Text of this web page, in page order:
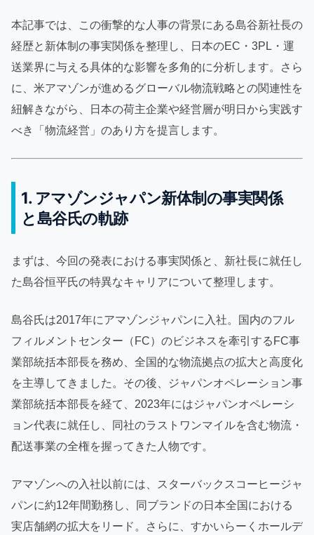
本記事では、この衝撃的な人事の背景にある島谷新社長の
経歴と新体制の事実関係を整理し、日本のEC・3PL・運
送業界に与える具体的な影響を多角的に分析します。さら
に、米アマゾンが進めるグローバル物流戦略との関連性を
紐解きながら、日本の荷主企業や経営層が明日から実践す
べき「物流経営」のあり方を提言します。
1. アマゾンジャパン新体制の事実関係
と島谷氏の軌跡
まずは、今回の発表における事実関係と、新社長に就任し
た島谷恒平氏の特異なキャリアについて整理します。
島谷氏は2017年にアマゾンジャパンに入社。国内のフル
フィルメントセンター（FC）のビジネスを牽引するFC事
業部統括本部長を務め、全国的な物流拠点の拡大と高度化
を主導してきました。その後、ジャパンオペレーション事
業部統括本部長を経て、2023年にはジャパンオペレーシ
ョン代表に就任し、同社のラストワンマイルを含む物流・
配送事業の全権を握ってきた人物です。
アマゾンへの入社以前には、スターバックスコーヒージャ
パンに約12年間勤務し、同ブランドの日本全国における
実店舗網の拡大をリード。さらに、すかいらーくホールデ